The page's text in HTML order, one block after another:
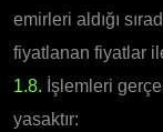
emirleri aldığı
fiyatlanan fiyatlar
1.8. İşlemleri
yasaktır: